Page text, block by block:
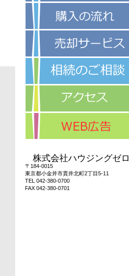
株式会社ハウジングゼロ
〒184-0015
東京都小金井市貫井北町2丁目5-11
TEL 042-380-0700
FAX 042-380-0701